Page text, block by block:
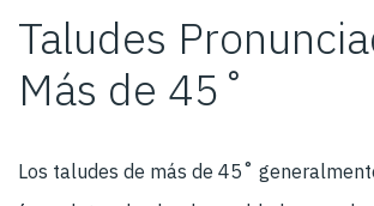
Taludes
Más de 45˚
Los taludes de más de 45˚